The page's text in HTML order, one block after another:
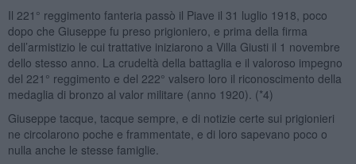
Il 221° reggimento fanteria passò il Piave il 31 luglio 1918, poco
dopo che Giuseppe fu preso prigioniero, e prima della firma
dell’armistizio le cui trattative iniziarono a Villa Giusti il 1 novembre
dello stesso anno. La crudeltà della battaglia e il valoroso impegno
del 221° reggimento e del 222° valsero loro il riconoscimento della
medaglia di bronzo al valor militare (anno 1920). (*4)
Giuseppe tacque, tacque sempre, e di notizie certe sui prigionieri
ne circolarono poche e frammentate, e di loro sapevano poco o
nulla anche le stesse famiglie.